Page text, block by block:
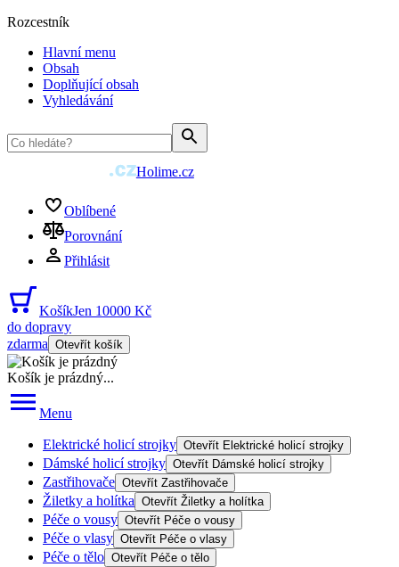
Rozcestník
Hlavní menu
Obsah
Doplňující obsah
Vyhledávání
Holime.cz
Oblíbené
Porovnání
Přihlásit
KošíkJen 10000 Kč
do dopravy
zdarma Otevřít košík
Košík je prázdný...
Menu
Elektrické holicí strojky Otevřít Elektrické holicí strojky
Dámské holicí strojky Otevřít Dámské holicí strojky
Zastřihovače Otevřít Zastřihovače
Žiletky a holítka Otevřít Žiletky a holítka
Péče o vousy Otevřít Péče o vousy
Péče o vlasy Otevřít Péče o vlasy
Péče o tělo Otevřít Péče o tělo